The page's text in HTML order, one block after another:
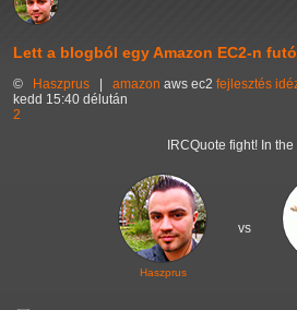
Lett a blogból egy Amazon EC2-n
© Haszprus amazon aws ec2 fejlesztés
kedd 15:40 délután
2
IRCQuote fight! In
Haszprus
vs